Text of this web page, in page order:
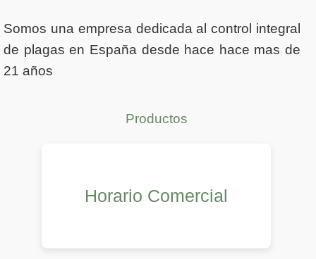
Somos una empresa dedicada al control integral
de plagas en España desde hace hace mas de
21 años
Productos
Horario Comercial